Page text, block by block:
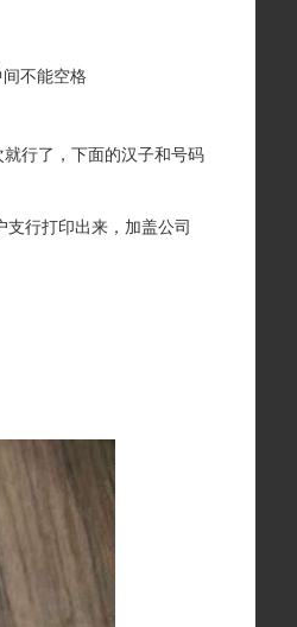
不能空格
行了，下面的汉子和号码
行打印出来，加盖公司